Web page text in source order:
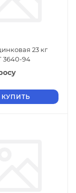
23 кг
3640-94
КУПИТЬ